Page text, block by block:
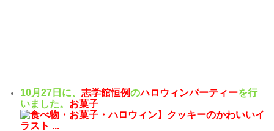
10月27日に、志学館恒例のハロウィンパーティーを行
いました。 お菓子